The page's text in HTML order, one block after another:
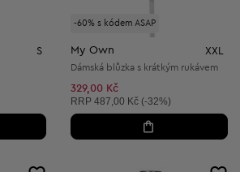
S
-60% s kódem ASAP
My Own XXL
Dámská blůzka s krátkým rukávem
329,00 Kč
Doporučená cena:
RRP 487,00 Kč (-32%)